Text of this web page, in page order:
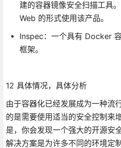
建的容器镜像安全扫描工具
Web 的形式使用该产品。
Inspec：一个具有 Docker
框架。
12 具体情况，具体分析
由于容器化已经发展成为一种流
的是需要使用适当的安全控制来
是，你会发现一个强大的开源安
解决方案是为许多不同的环境定制